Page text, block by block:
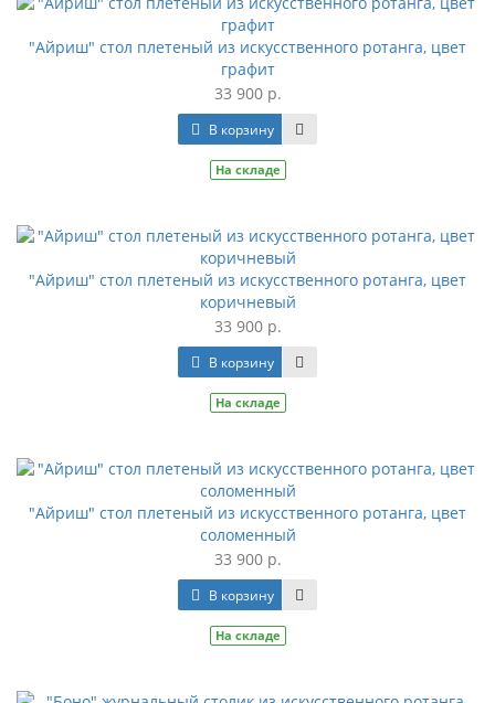
"Айриш" стол плетеный из искусственного ротанга, цвет
графит
33 900 р.
В корзину
На складе
"Айриш" стол плетеный из искусственного ротанга, цвет
коричневый
33 900 р.
В корзину
На складе
"Айриш" стол плетеный из искусственного ротанга, цвет
соломенный
33 900 р.
В корзину
На складе